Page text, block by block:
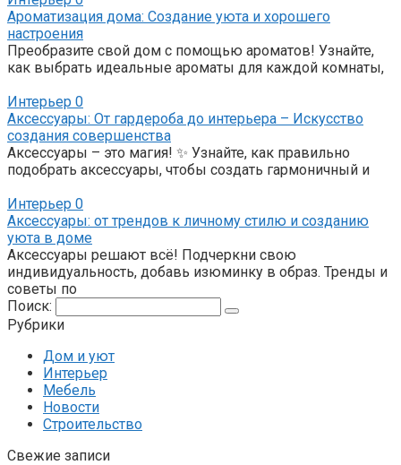
Ароматизация дома: Создание уюта и хорошего
настроения
Преобразите свой дом с помощью ароматов! Узнайте,
как выбрать идеальные ароматы для каждой комнаты,
Интерьер 0
Аксессуары: От гардероба до интерьера – Искусство
создания совершенства
Аксессуары – это магия! ✨ Узнайте, как правильно
подобрать аксессуары, чтобы создать гармоничный и
Интерьер 0
Аксессуары: от трендов к личному стилю и созданию
уюта в доме
Аксессуары решают всё! Подчеркни свою
индивидуальность, добавь изюминку в образ. Тренды и
советы по
Поиск:
Рубрики
Дом и уют
Интерьер
Мебель
Новости
Строительство
Свежие записи